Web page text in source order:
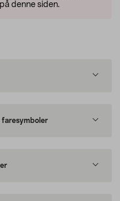
denne siden.
faresymboler